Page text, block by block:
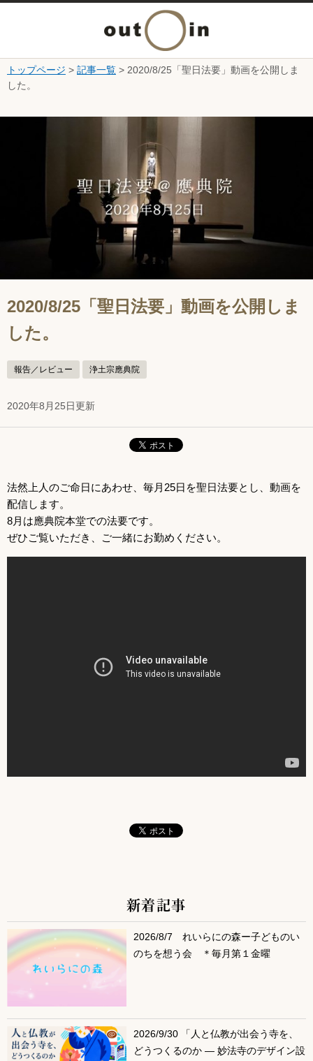
本文へ
ニ
ュ
トップページ > 記事一覧 > 2020/8/25「聖日法要」動画を公開しま
した。
2020/8/25「聖日法要」動画を公開しま
した。
報告／レビュー 浄土宗應典院
2020年8月25日更新
法然上人のご命日にあわせ、毎月25日を聖日法要とし、動画を
配信します。
8月は應典院本堂での法要です。
ぜひご覧いただき、ご一緒にお勤めください。
サブコンテンツ
新着記事
2026/8/7 れいらにの森ー子どものい
のちを想う会 ＊毎月第１金曜
2026/9/30 「人と仏教が出会う寺を、
どうつくるのか ― 妙法寺のデザイン設